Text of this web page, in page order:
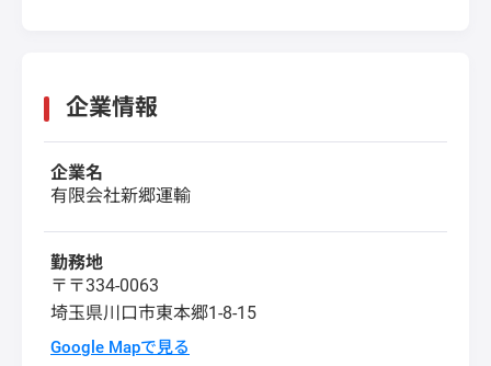
企業情報
企業名
有限会社新郷運輸
勤務地
〒〒334-0063
埼玉県川口市東本郷1-8-15
Google Mapで見る